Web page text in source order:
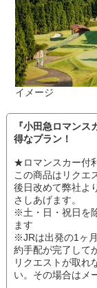
イメージ
『小田急ロマン
得なプラン！
★ロマンスカー付
この商品はリクエ
後日改めて弊社よ
さしあげます。
※土・日・祝日を
ます
※JRは出発の1ヶ
約手配が完了して
リクエストが取れ
い。その場合はメ